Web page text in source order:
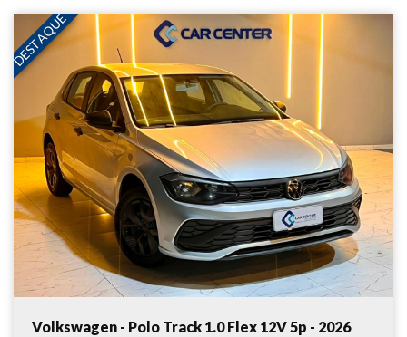
DESTAQUE
Volkswagen - Polo Track 1.0 Flex 12V 5p - 2026